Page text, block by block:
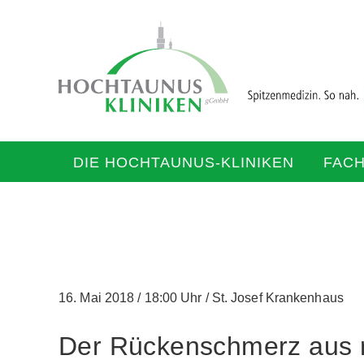
DIE HOCHTAUNUS-KLINIKEN
16. Mai 2018/18:00 Uhr /St. Josef Krankenhaus
Der Rückenschmerz